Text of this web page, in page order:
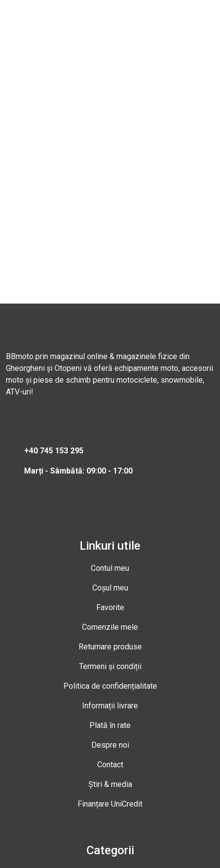
BBmoto prin magazinul online & magazinele fizice din
Gheorgheni și Otopeni vă oferă echipamente moto, accesorii
moto și piese de schimb pentru motociclete, snowmobile,
ATV-uri!
+40 745 153 295
Marți - Sâmbătă: 09:00 - 17:00
Linkuri utile
Contul meu
Coșul meu
Favorite
Comenzile mele
Returnare produse
Termeni și condiții
Politica de confidențialitate
Informații livrare
Plată în rate
Despre noi
Contact
Știri & media
Finanțare UniCredit
Categorii